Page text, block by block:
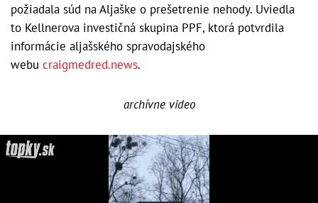
požiadala súd na Aljaške o prešetrenie nehody. Uviedla
to Kellnerova investičná skupina PPF, ktorá potvrdila
informácie aljašského spravodajského
webu craigmedred.news.
archívne video